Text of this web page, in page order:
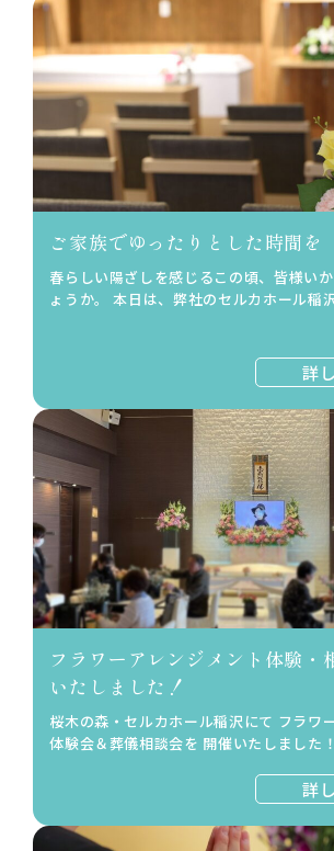
ご家族でゆったりとした時間を
春らしい陽ざしを感じるこの頃、皆様い
ょうか。 本日は、弊社のセルカホール稲
詳
フラワーアレンジメント体験・
いたしました！
桜木の森・セルカホール稲沢にて フラワ
体験会＆葬儀相談会を 開催いたしまし
詳